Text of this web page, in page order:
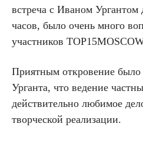
встреча с Иваном Ургантом
часов, было очень много
участников
Приятным откровение
Урганта, что ведение
действительно любимое
творческой реализации.